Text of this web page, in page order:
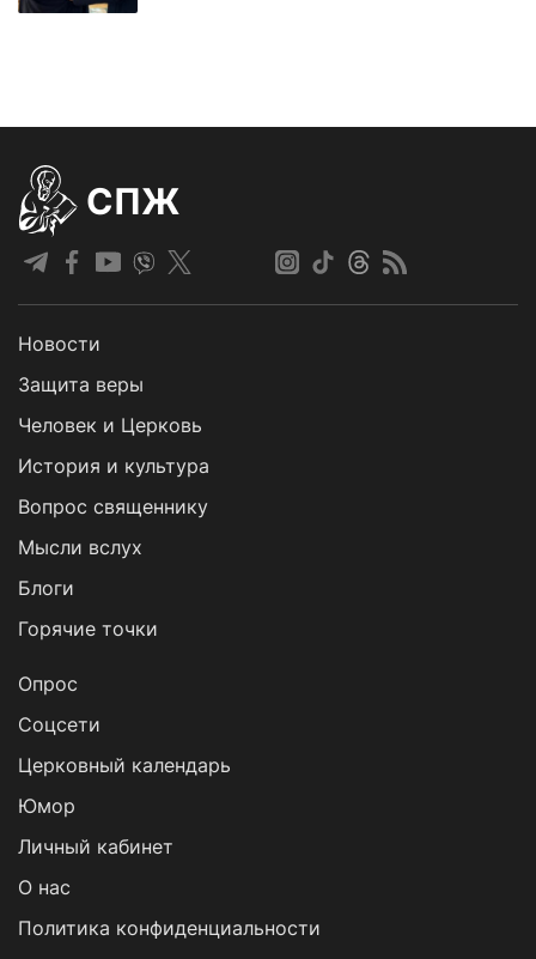
СПЖ
Новости
Защита веры
Человек и Церковь
История и культура
Вопрос священнику
Мысли вслух
Блоги
Горячие точки
Опрос
Cоцсети
Церковный календарь
Юмор
Личный кабинет
О нас
Политика конфиденциальности